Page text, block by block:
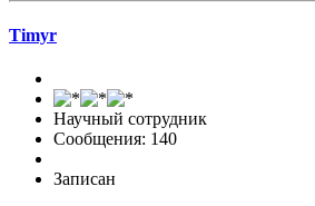
Timyr
Научный сотрудник
Сообщения: 140
Записан